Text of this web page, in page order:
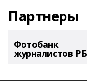
Партнеры
Фотобанк
журналистов РБ